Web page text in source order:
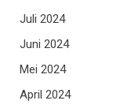
Juli 2024
Juni 2024
Mei 2024
April 2024